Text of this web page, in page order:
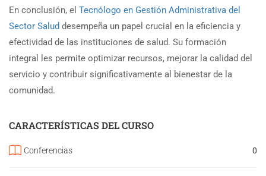
En conclusión, el Tecnólogo en Gestión Administrativa del
Sector Salud desempeña un papel crucial en la eficiencia y
efectividad de las instituciones de salud. Su formación
integral les permite optimizar recursos, mejorar la calidad del
servicio y contribuir significativamente al bienestar de la
comunidad.
CARACTERÍSTICAS DEL CURSO
Conferencias 0